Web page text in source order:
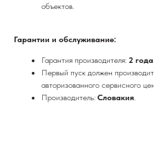
объектов.
Гарантии и обслуживание:
Гарантия производителя: 2 года
Первый пуск должен
авторизованного сервисного
Производитель: Словакия.